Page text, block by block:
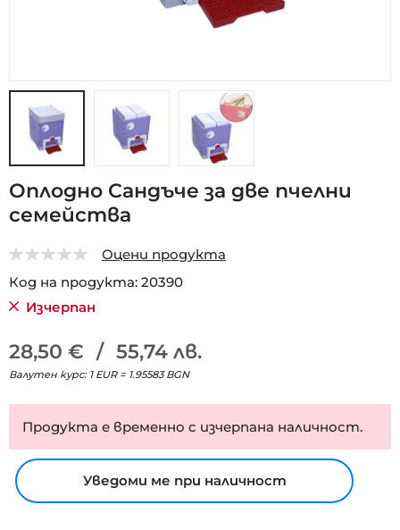
към
началото
галерия
снимки
Оплодно Сандъче за две пчелни
семейства
Оцени продукта
Код на продукта 20390
Изчерпан
28,50 € / 55,74 лв.
Валутен курс: 1 EUR = 1.95583 BGN
Продукта е временно с изчерпана наличност.
Уведоми ме при наличност